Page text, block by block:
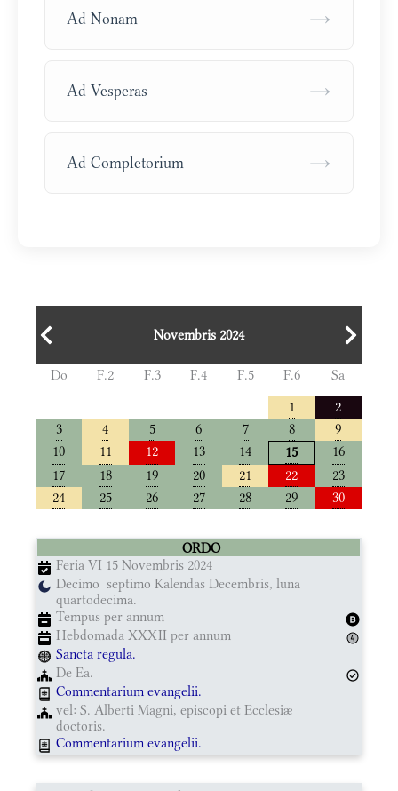
Ad Nonam →
Ad Vesperas →
Ad Completorium →
Novembris 2024
Do F.2 F.3 F.4 F.5 F.6
Sa
1
2
3
4 5 6 7 8
9
10
11 12 13 14 15
16
17
18 19 20 21 22
23
24
25 26 27 28 29 30
ORDO
Feria VI 15 Novembris 2024
Decimo septimo Kalendas Decembris, luna
quartodecima.
Tempus per annum
Hebdomada XXXII per annum
Sancta regula.
De Ea.
Commentarium evangelii.
vel: S. Alberti Magni, episcopi et Ecclesiæ
doctoris.
Commentarium evangelii.